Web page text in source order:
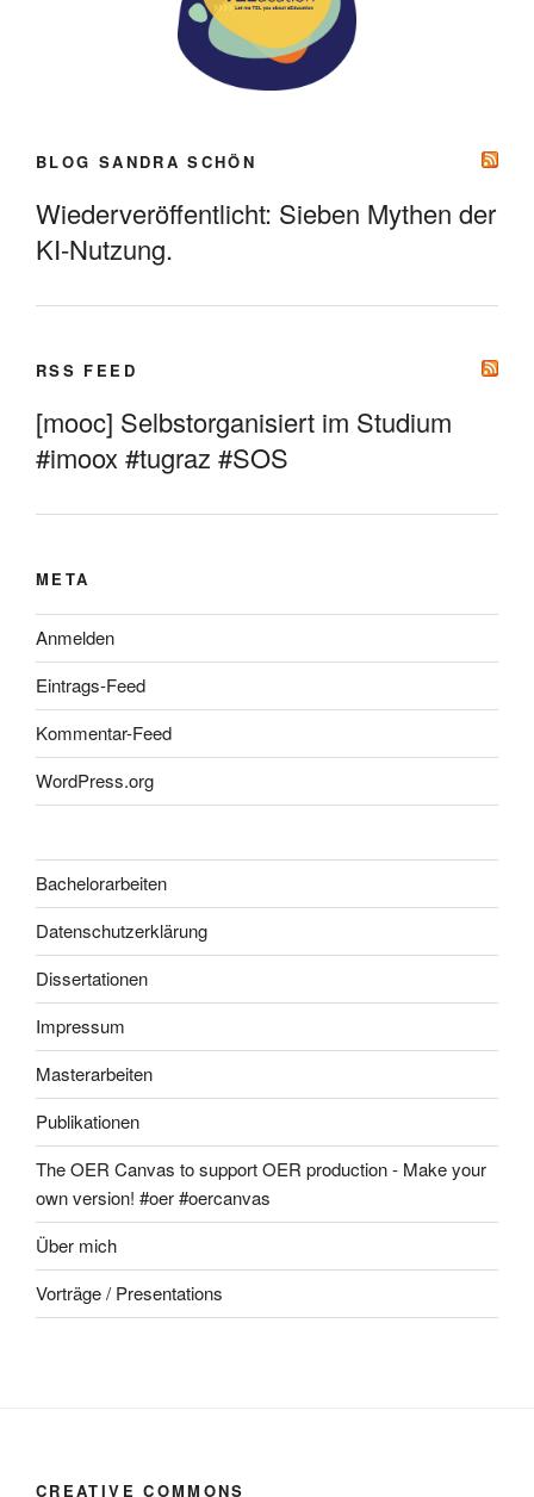
BLOG SANDRA SCHÖN
Wiederveröffentlicht: Sieben Mythen der
KI-Nutzung.
RSS FEED
[mooc] Selbstorganisiert im Studium
#imoox #tugraz #SOS
META
Anmelden
Eintrags-Feed
Kommentar-Feed
WordPress.org
Bachelorarbeiten
Datenschutzerklärung
Dissertationen
Impressum
Masterarbeiten
Publikationen
The OER Canvas to support OER production - Make your
own version! #oer #oercanvas
Über mich
Vorträge / Presentations
CREATIVE COMMONS